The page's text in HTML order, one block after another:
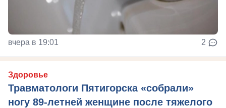
вчера в 19:01 2
Здоровье
Травматологи Пятигорска «собрали»
ногу 89-летней женщине после тяжелого